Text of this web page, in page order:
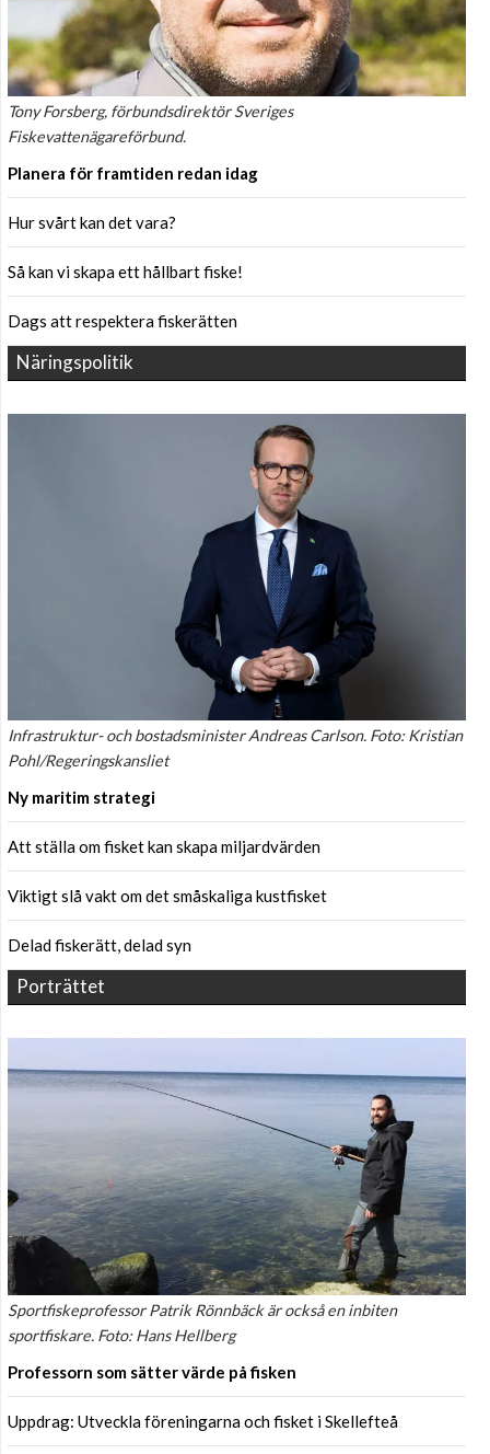
Tony Forsberg, förbundsdirektör Sveriges
Fiskevattenägareförbund.
Planera för framtiden redan idag
Hur svårt kan det vara?
Så kan vi skapa ett hållbart fiske!
Dags att respektera fiskerätten
Näringspolitik
Infrastruktur- och bostadsminister Andreas Carlson. Foto: Kristian
Pohl/Regeringskansliet
Ny maritim strategi
Att ställa om fisket kan skapa miljardvärden
Viktigt slå vakt om det småskaliga kustfisket
Delad fiskerätt, delad syn
Porträttet
Sportfiskeprofessor Patrik Rönnbäck är också en inbiten
sportfiskare. Foto: Hans Hellberg
Professorn som sätter värde på fisken
Uppdrag: Utveckla föreningarna och fisket i Skellefteå